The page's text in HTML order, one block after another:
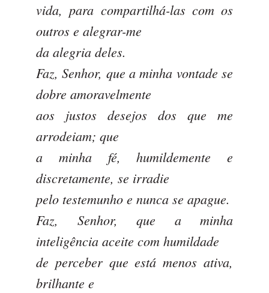
vida, para compartilhá-las com os
outros e alegrar-me
da alegria deles.
Faz, Senhor, que a minha vontade se
dobre amoravelmente
aos justos desejos dos que me
arrodeiam; que
a minha fé, humildemente e
discretamente, se irradie
pelo testemunho e nunca se apague.
Faz, Senhor, que a minha
inteligência aceite com humildade
de perceber que está menos ativa,
brilhante e